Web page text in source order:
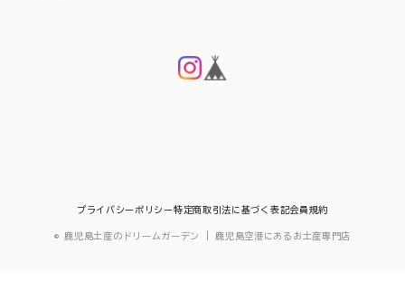
プライバシーポリシー特定商取引法に基づく表記会員規約
© 鹿児島土産のドリームガーデン | 鹿児島空港にあるお土産専門店